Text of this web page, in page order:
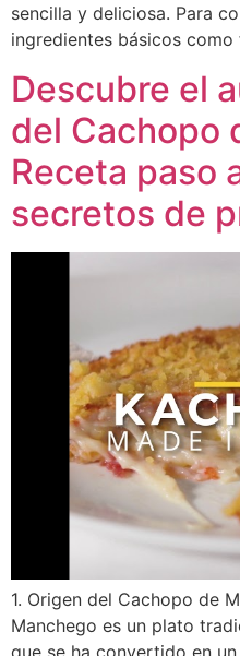
sencilla y deliciosa. Para
ingredientes básicos
Descubre el
del Cachopo
Receta paso
secretos de
1. Origen del Cachopo de
Manchego es un plato
que se ha convertido en